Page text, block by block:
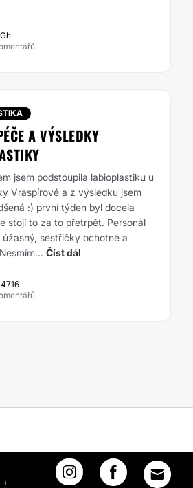
A VÝSLEDKY
jsem podstoupila labioplastiku u
Vraspírové a z výsledku jsem
:) první týden byl docela
stojí to za to přetrpět. Personál
úžasný, sestřičky ochotné a
Číst dál
+